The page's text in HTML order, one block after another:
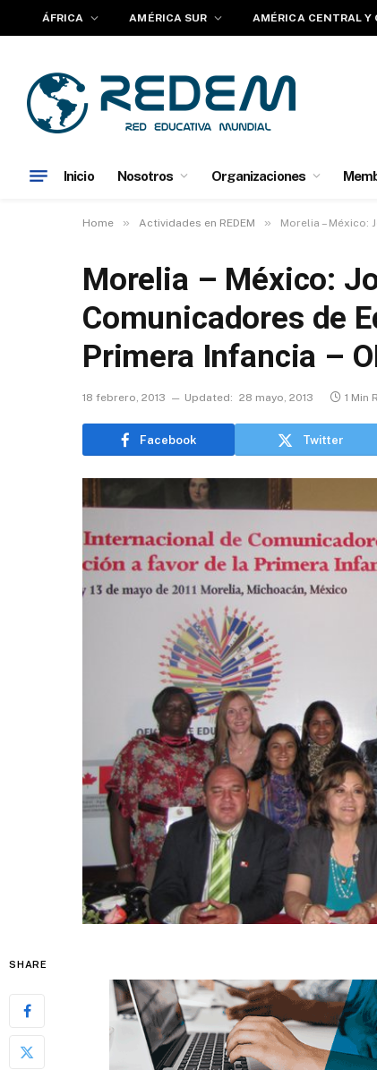
ÁFRICA AMÉRICA SUR AMÉRICA CENTRAL Y
Inicio Nosotros Organizaciones
Home » Actividades en REDEM » Morelia – México:
Morelia – México:
Comunicadores de
Primera Infancia –
18 febrero, 2013 Updated: 28 mayo, 2013 1 Min
Facebook Twitter
SHARE